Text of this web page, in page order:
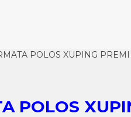
POLOS XUPING
POLOS